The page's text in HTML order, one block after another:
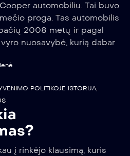
automobiliu. Tai buvo
proga. Tas automobilis
2008 metų ir pagal
nuosavybė, kurią dabar
POLITIKOJE ISTORIJA,
į rinkėjo klausimą, kuris